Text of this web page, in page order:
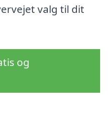
valg til dit
og